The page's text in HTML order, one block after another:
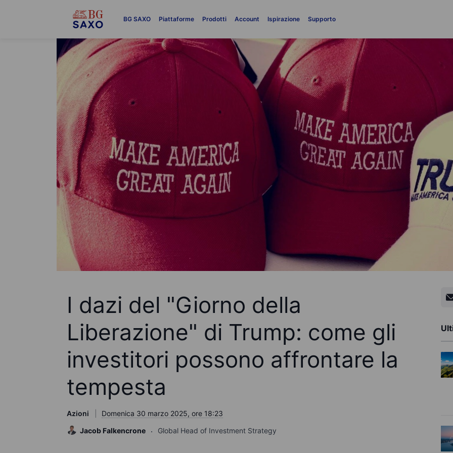
BG SAXO Piattaforme Prodotti Account Ispirazione Supporto
I dazi del "Giorno della
Liberazione" di Trump: come gli
investitori possono affrontare la
tempesta
Azioni
Domenica 30 marzo 2025, ore 18:23
Jacob Falkencrone
Global Head of Investment Strategy